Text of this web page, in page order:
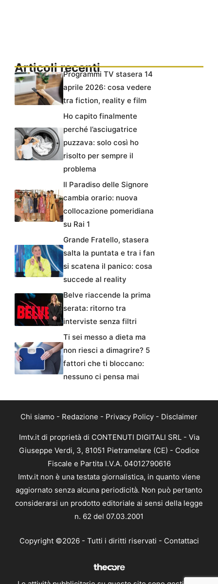
Articoli recentiProgrammi TV stasera 14
aprile 2026: cosa vedere
tra fiction, reality e film
Ho capito finalmente
perché l’asciugatrice
puzzava: solo così ho
risolto per sempre il
problema
Il Paradiso delle Signore
cambia orario: nuova
collocazione pomeridiana
su Rai 1
Grande Fratello, stasera
salta la puntata e tra i fan
si scatena il panico: cosa
succede al reality
Belve riaccende la prima
serata: ritorno tra
interviste senza filtri
Ti sei messo a dieta ma
non riesci a dimagrire? 5
fattori che ti bloccano:
nessuno ci pensa mai
Chi siamo - Redazione - Privacy Policy - Disclaimer
Imtv.it di proprietà di CONTENUTI DIGITALI SRL - Via
Giuseppe Verdi, 3, 81051 Pietramelare (CE) - Codice
Fiscale e Partita I.V.A. 04012790616
Imtv.it non è una testata giornalistica, in quanto viene
aggiornato senza alcuna periodicità. Non può pertanto
considerarsi un prodotto editoriale ai sensi della legge
n. 62 del 07.03.2001
Copyright ©2026 - Tutti i diritti riservati - Contattaci